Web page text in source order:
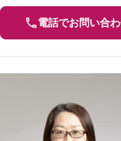
電話でお問い合